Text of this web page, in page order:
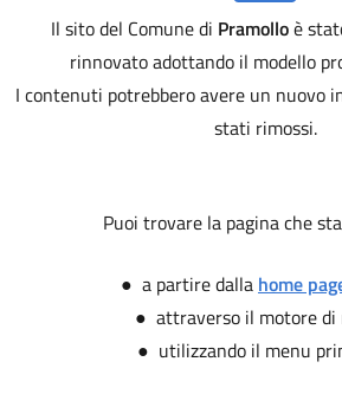
Il sito del Comune di Pramolloè
rinnovato adottando il modello
I contenuti potrebbero avere un nuovo
stati rimossi.
Puoi trovare la pagina che
● a partire dalla home
● attraverso il motore di
● utilizzando il menu